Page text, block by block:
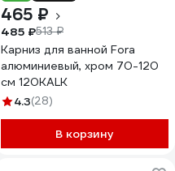
465 ₽
485 ₽513 ₽
Карниз для ванной Fora
алюминиевый, хром 70-120
см 120KALK
4.3(28)
В корзину